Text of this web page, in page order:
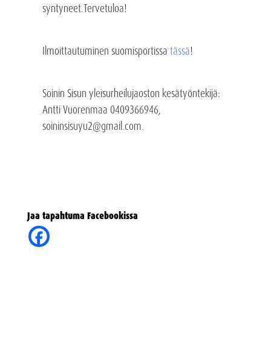
syntyneet.Tervetuloa!
Ilmoittautuminen suomisportissa tässä!
Soinin Sisun yleisurheilujaoston kesätyöntekijä:
Antti Vuorenmaa 0409366946,
soininsisuyu2@gmail.com.
Jaa tapahtuma Facebookissa